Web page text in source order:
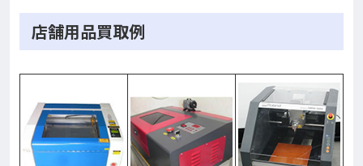
店舗用品買取例